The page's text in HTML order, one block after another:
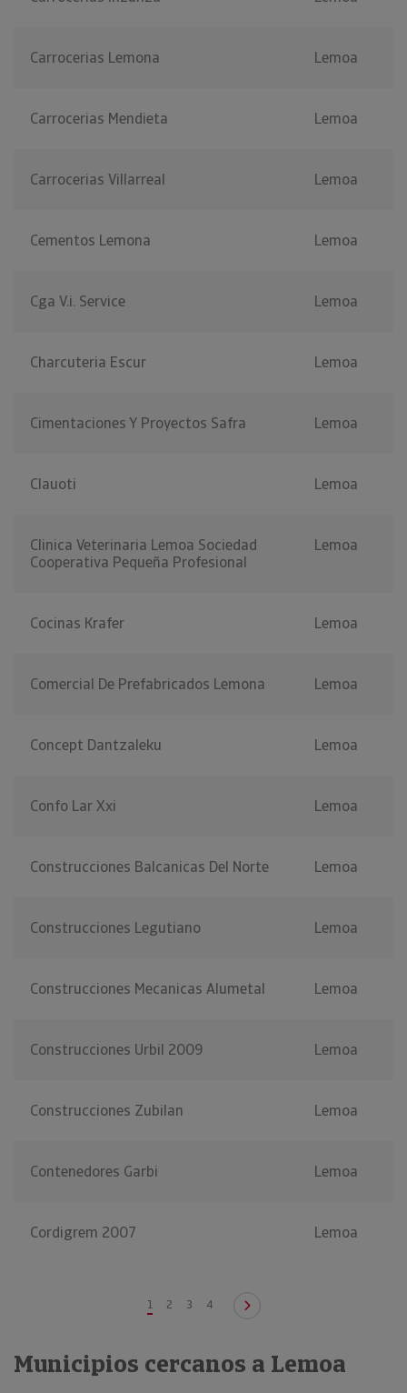
Carrocerias Lemona Lemoa
Carrocerias Mendieta Lemoa
Carrocerias Villarreal Lemoa
Cementos Lemona Lemoa
Cga V.i. Service Lemoa
Charcuteria Escur Lemoa
Cimentaciones Y Proyectos Safra Lemoa
Clauoti Lemoa
Clinica Veterinaria Lemoa Sociedad
Cooperativa Pequeña Profesional
Lemoa
Cocinas Krafer Lemoa
Comercial De Prefabricados Lemona Lemoa
Concept Dantzaleku Lemoa
Confo Lar Xxi Lemoa
Construcciones Balcanicas Del Norte Lemoa
Construcciones Legutiano Lemoa
Construcciones Mecanicas Alumetal Lemoa
Construcciones Urbil 2009 Lemoa
Construcciones Zubilan Lemoa
Contenedores Garbi Lemoa
Cordigrem 2007 Lemoa
1 2 3 4
Municipios cercanos a Lemoa